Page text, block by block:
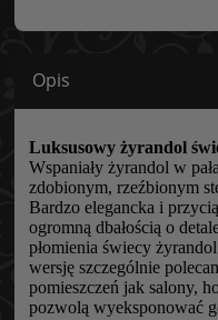
Opis
Luksusowy żyrandol
Wspaniały żyrandol w
zdobionym, rzeźbionym
Bardzo elegancka i
ogromną dbałością o
płomienia świecy
wersję szczególnie
pomieszczeń jak salony,
pozwolą wyeksponować